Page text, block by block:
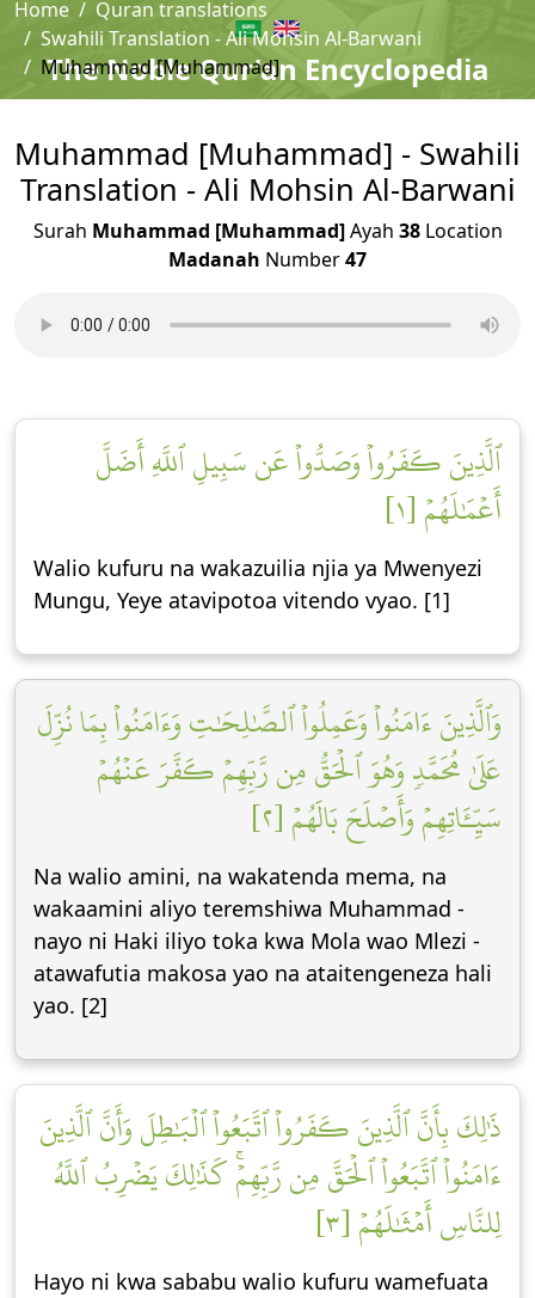
The Noble Qur'an Encyclopedia
Home
Quran translations
Swahili Translation - Ali Mohsin Al-Barwani
Muhammad [Muhammad]
Muhammad [Muhammad] - Swahili
Translation - Ali Mohsin Al-Barwani
Surah Muhammad [Muhammad]Ayah 38Location
Madanah Number47
ٱلَّذِينَ كَفَرُواْ وَصَدُّواْ عَن سَبِيلِ ٱللَّهِ أَضَلَّ
أَعۡمَٰلَهُمۡ [١]
Walio kufuru na wakazuilia njia ya Mwenyezi
Mungu, Yeye atavipotoa vitendo vyao. [1]
وَٱلَّذِينَ ءَامَنُواْ وَعَمِلُواْ ٱلصَّٰلِحَٰتِ وَءَامَنُواْ بِمَا نُزِّلَ
عَلَىٰ مُحَمَّدٖ وَهُوَ ٱلۡحَقُّ مِن رَّبِّهِمۡ كَفَّرَ عَنۡهُمۡ
سَيِّـَٔاتِهِمۡ وَأَصۡلَحَ بَالَهُمۡ [٢]
Na walio amini, na wakatenda mema, na
wakaamini aliyo teremshiwa Muhammad -
nayo ni Haki iliyo toka kwa Mola wao Mlezi -
atawafutia makosa yao na ataitengeneza hali
yao. [2]
ذَٰلِكَ بِأَنَّ ٱلَّذِينَ كَفَرُواْ ٱتَّبَعُواْ ٱلۡبَٰطِلَ وَأَنَّ ٱلَّذِينَ
ءَامَنُواْ ٱتَّبَعُواْ ٱلۡحَقَّ مِن رَّبِّهِمۡۚ كَذَٰلِكَ يَضۡرِبُ ٱللَّهُ
لِلنَّاسِ أَمۡثَٰلَهُمۡ [٣]
Hayo ni kwa sababu walio kufuru wamefuata